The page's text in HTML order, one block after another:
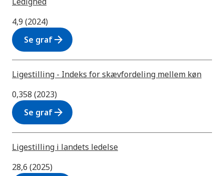
4,9 (2024)
Se grafarrow_forward
Ligestilling - Indeks for skævfordeling mellem køn
0,358 (2023)
Se grafarrow_forward
Ligestilling i landets ledelse
28,6 (2025)